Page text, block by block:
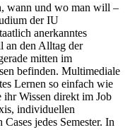
wann und wo man will –
der IU
anerkanntes
an den Alltag der
mitten im
befinden. Multimediale
Lernen so einfach wie
ihr Wissen direkt im Job
individuellen
jedes Semester. In